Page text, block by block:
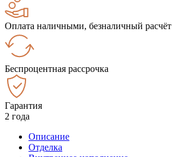
Оплата наличными, безналичный расчёт
Беспроцентная рассрочка
Гарантия
2 года
Описание
Отделка